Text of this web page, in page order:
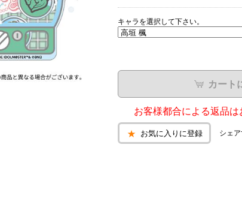
キャラを選択して下さい。
カート
お客様都合による返品は
お気に入りに登録 シェ